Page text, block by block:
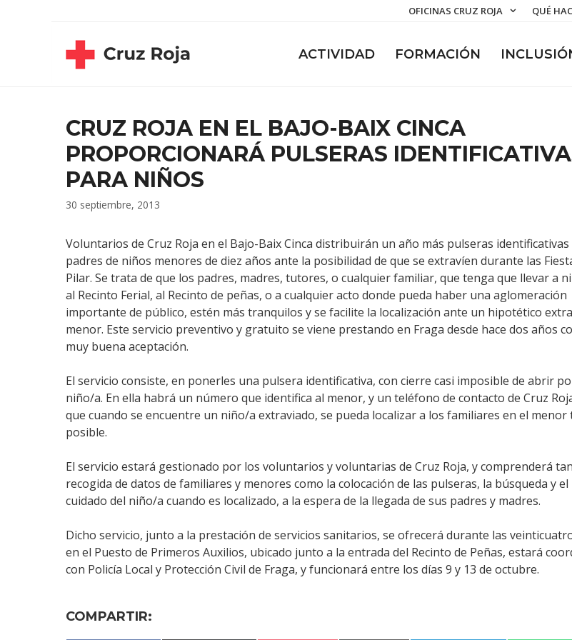
OFICINAS CRUZ ROJA QUÉ
ACTIVIDAD FORMACIÓN
CRUZ ROJA EN EL BAJO-BAIX CINCA
PROPORCIONARÁ PULSERAS
PARA NIÑOS
30 septiembre, 2013
Voluntarios de Cruz Roja en el Bajo-Baix Cinca distribuirán un año más pulseras identificativas
padres de niños menores de diez años ante la posibilidad de que se extravíen durante las
Pilar. Se trata de que los padres, madres, tutores, o cualquier familiar, que tenga que llevar a
al Recinto Ferial, al Recinto de peñas, o a cualquier acto donde pueda haber una aglomeración
importante de público, estén más tranquilos y se facilite la localización ante un hipotético
menor. Este servicio preventivo y gratuito se viene prestando en Fraga desde hace dos años
muy buena aceptación.
El servicio consiste, en ponerles una pulsera identificativa, con cierre casi imposible de abrir
niño/a. En ella habrá un número que identifica al menor, y un teléfono de contacto de Cruz
que cuando se encuentre un niño/a extraviado, se pueda localizar a los familiares en el menor
posible.
El servicio estará gestionado por los voluntarios y voluntarias de Cruz Roja, y comprenderá
recogida de datos de familiares y menores como la colocación de las pulseras, la búsqueda y el
cuidado del niño/a cuando es localizado, a la espera de la llegada de sus padres y madres.
Dicho servicio, junto a la prestación de servicios sanitarios, se ofrecerá durante las
en el Puesto de Primeros Auxilios, ubicado junto a la entrada del Recinto de Peñas, estará
con Policía Local y Protección Civil de Fraga, y funcionará entre los días 9 y 13 de octubre.
COMPARTIR: